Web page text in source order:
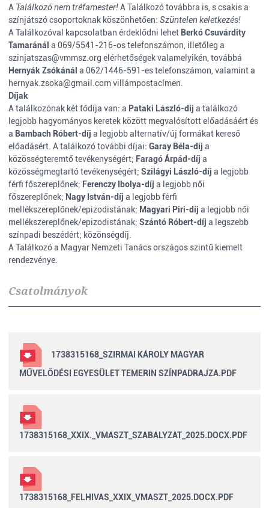
A Találkozó nem tréfamester!A Találkozó továbbra is, s csakis a
színjátszó csoportoknak köszönhetően: Szüntelen keletkezés!
A Találkozóval kapcsolatban érdeklődni lehet Berkó Csuvárdity
Tamaránál a 069/5541-216-os telefonszámon, illetőleg a
szinjatszas@vmmsz.org elérhetőségek valamelyikén, továbbá
Hernyák Zsókánál a 062/1446-591-es telefonszámon, valamint a
hernyak.zsoka@gmail.com villámpostacímen.
Díjak
A találkozónak két fődíja van: a Pataki László-díj a találkozó
legjobb hagyományos keretek között megvalósított előadásáért és
a Bambach Róbert-díj a legjobb alternatív/új formákat kereső
előadásért. A találkozó további díjai: Garay Béla-díj a
közösségteremtő tevékenységért; Faragó Árpád-díj a
közösségmegtartó tevékenységért; Szilágyi László-díj a legjobb
férfi főszereplőnek; Ferenczy Ibolya-díj a legjobb női
főszereplőnek; Nagy István-díj a legjobb férfi
mellékszereplőnek/epizodistának; Magyari Piri-díj a legjobb női
mellékszereplőnek/epizodistának; Szántó Róbert-díj a legszebb
színpadi beszédért; közönségdíj.
A Találkozó a Magyar Nemzeti Tanács országos szintű kiemelt
rendezvénye.
Csatolmányok
1738315168_SZIRMAI KÁROLY MAGYAR
MŰVELŐDÉSI EGYESÜLET TEMERIN SZÍNPADRAJZA.PDF
1738315168_XXIX._VMASZT_SZABALYZAT_2025.DOCX.PDF
1738315168_FELHIVAS_XXIX_VMASZT_2025.DOCX.PDF